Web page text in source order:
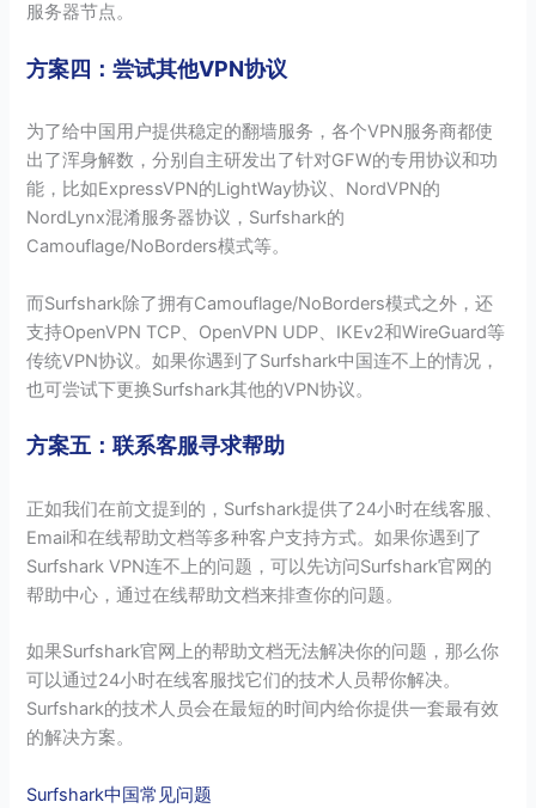
服务器节点。
方案四：尝试其他VPN协议
为了给中国用户提供稳定的翻墙服务，各个VPN服务商都使
出了浑身解数，分别自主研发出了针对GFW的专用协议和功
能，比如ExpressVPN的LightWay协议、NordVPN的
NordLynx混淆服务器协议，Surfshark的
Camouflage/NoBorders模式等。
而Surfshark除了拥有Camouflage/NoBorders模式之外，还
支持OpenVPN TCP、OpenVPN UDP、IKEv2和WireGuard等
传统VPN协议。如果你遇到了Surfshark中国连不上的情况，
也可尝试下更换Surfshark其他的VPN协议。
方案五：联系客服寻求帮助
正如我们在前文提到的，Surfshark提供了24小时在线客服、
Email和在线帮助文档等多种客户支持方式。如果你遇到了
Surfshark VPN连不上的问题，可以先访问Surfshark官网的
帮助中心，通过在线帮助文档来排查你的问题。
如果Surfshark官网上的帮助文档无法解决你的问题，那么你
可以通过24小时在线客服找它们的技术人员帮你解决。
Surfshark的技术人员会在最短的时间内给你提供一套最有效
的解决方案。
Surfshark中国常见问题